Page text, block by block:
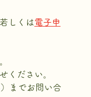
若しくは電子申
ください。
までお問い合